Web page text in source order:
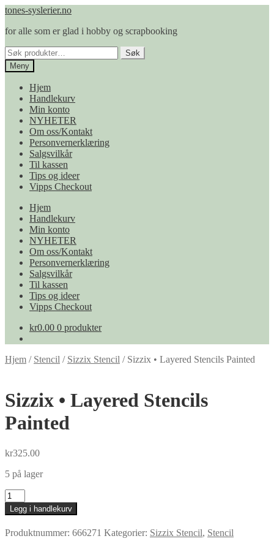
Hopp
navigasjon
Hopp
innhold
tones-syslerier.no
for alle som er glad i hobby og scrapbooking
Søk
etter:
Søk
Meny
Hjem
Handlekurv
Min konto
NYHETER
Om oss/Kontakt
Personvernerklæring
Salgsvilkår
Til kassen
Tips og ideer
Vipps Checkout
Hjem
Handlekurv
Min konto
NYHETER
Om oss/Kontakt
Personvernerklæring
Salgsvilkår
Til kassen
Tips og ideer
Vipps Checkout
kr0.00 0 produkter
Hjem / Stencil / Sizzix Stencil / Sizzix • Layered Stencils Painted
Sizzix • Layered Stencils
Painted
kr325.00
5 på lager
Sizzix
•
Layered
Stencils
Painted
Legg i handlekurv
Produktnummer: 666271 Kategorier: Sizzix Stencil, Stencil